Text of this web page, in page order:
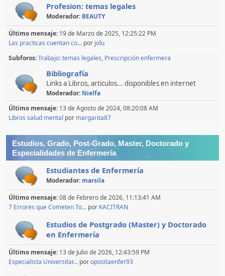
Profesion: temas legales
Moderador: BEAUTY
Último mensaje: 19 de Marzo de 2025, 12:25:22 PM
Las practicas cuentan co... por jolu
Subforos Trabajo: temas legales Prescripción enfermera
Bibliografía
Links a Libros, articulos... disponibles en internet
Moderador: Nielfa
Último mensaje: 13 de Agosto de 2024, 08:20:08 AM
Libros salud mental por margarita87
Estudios, Grado, Post-Grado, Master, Doctorado y
Especialidades de Enfermería
Estudiantes de Enfermería
Moderador: marsila
Último mensaje:08 de Febrero de 2026, 11:13:41 AM
7 Errores que Cometen To... por KACITRAN
Estudios de Postgrado (Master) y Doctorado
en Enfermería
Último mensaje: 13 de Julio de 2026, 12:43:59 PM
Especialista Universitar... poropositaenfer93